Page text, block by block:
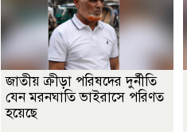
জাতীয় ক্রীড়া পরিষদের দুর্নীতি
যেন মরনঘাতি ভাইরাসে পরিণত
হয়েছে